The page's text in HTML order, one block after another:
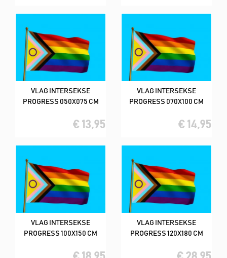
VLAG INTERSEKSE
PROGRESS 050X075 CM
€ 13,95
VLAG INTERSEKSE
PROGRESS 070X100 CM
€ 14,95
VLAG INTERSEKSE
PROGRESS 100X150 CM
VLAG INTERSEKSE
PROGRESS 120X180 CM